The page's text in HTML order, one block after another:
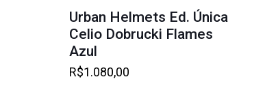
Urban Helmets Ed. Única
Celio Dobrucki Flames
Azul
R$1.080,00